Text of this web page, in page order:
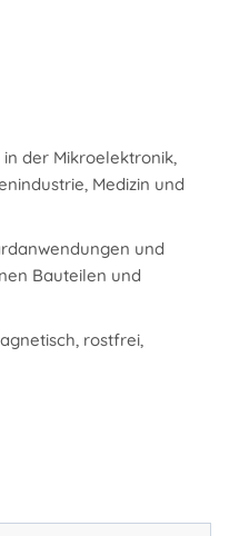
der Mikroelektronik,
Medizin und
und
Bauteilen und
rostfrei,